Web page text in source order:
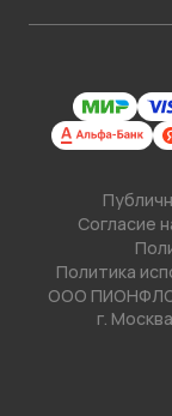
Согласие
Политика
ООО
г.